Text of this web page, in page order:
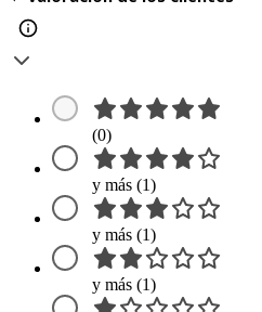
(0)
y más (1)
y más (1)
y más (1)